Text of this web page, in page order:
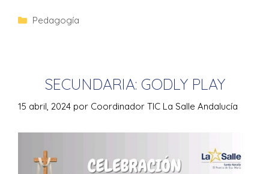
Pedagogía
SECUNDARIA: GODLY PLAY
15 abril, 2024 por Coordinador TIC La Salle Andalucía